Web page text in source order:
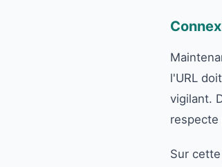
l'URL
vigilant.
respecte
Sur